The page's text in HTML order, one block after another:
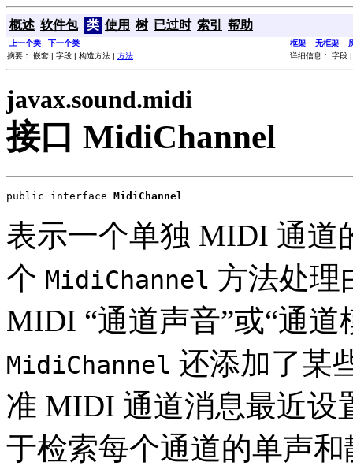
概述 软件包 类 使用 树 已过时 索引 帮助
上一个类 下一个类 框架 无框架
摘要： 嵌套 | 字段 | 构造方法 | 方法 详细信息： 字段
javax.sound.midi
接口 MidiChannel
public interface MidiChannel
表示一个单独 MIDI 通道
个 MidiChannel 方法处理
MIDI “通道声音”或“通
MidiChannel 还添加了某
准 MIDI 通道消息最近设
于检索每个通道的单声